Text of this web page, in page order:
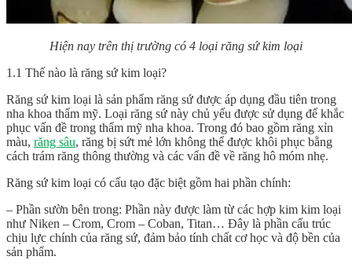
Hiện nay trên thị trường có 4 loại răng sứ kim loại
1.1 Thế nào là răng sứ kim loại?
Răng sứ kim loại là sản phẩm răng sứ được áp dụng đầu tiên trong
nha khoa thẩm mỹ. Loại răng sứ này chủ yếu được sử dụng để khắc
phục vấn đề trong thẩm mỹ nha khoa. Trong đó bao gồm răng xỉn
màu, răng sâu, răng bị sứt mẻ lớn không thể được khôi phục bằng
cách trám răng thông thường và các vấn đề về răng hô móm nhẹ.
Răng sứ kim loại có cấu tạo đặc biệt gồm hai phần chính:
– Phần sườn bên trong: Phần này được làm từ các hợp kim kim loại
như Niken – Crom, Crom – Coban, Titan… Đây là phần cấu trúc
chịu lực chính của răng sứ, đảm bảo tính chất cơ học và độ bền của
sản phẩm.